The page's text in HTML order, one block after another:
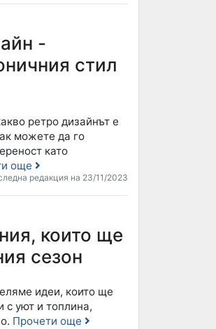
-
стил
ретро дизайнът е
можете да го
като
още
редакция на 23/11/2023
които ще
сезон
идеи, които ще
с уют и топлина,
Прочети още